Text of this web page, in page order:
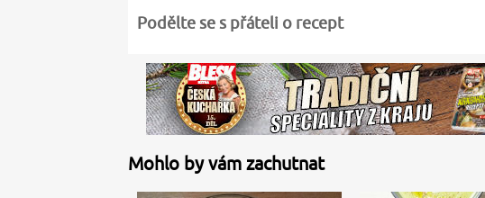
Podělte se s přáteli o recept
Mohlo by vám zachutnat